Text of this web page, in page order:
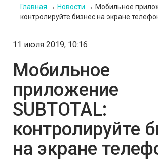
Главная → Новости → Мобильное
контролируйте бизнес на экране
11 июля 2019, 10:16
Мобильное
приложение
SUBTOTAL:
контролируйте
на экране